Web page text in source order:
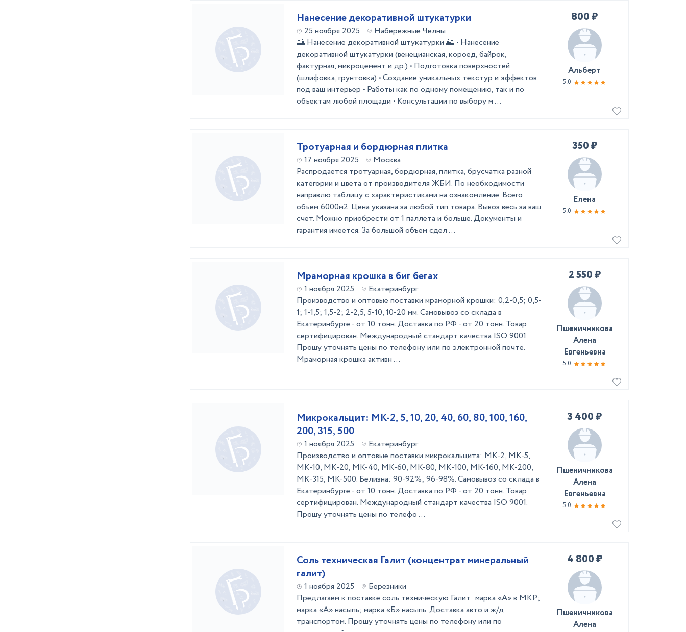
Нанесение декоративной штукатурки
25 ноября 2025
Набережные Челны
🌅 Нанесение декоративной штукатурки 🌄 • Нанесение
декоративной штукатурки (венецианская, короед, байрок,
фактурная, микроцемент и др.) • Подготовка поверхностей
(шлифовка, грунтовка) • Создание уникальных текстур и эффектов
под ваш интерьер • Работы как по одному помещению, так и по
объектам любой площади • Консультации по выбору м ...
800 ₽
Альберт
5.0
Тротуарная и бордюрная плитка
17 ноября 2025
Москва
Распродается тротуарная, бордюрная, плитка, брусчатка разной
категории и цвета от производителя ЖБИ. По необходимости
направлю таблицу с характеристиками на ознакомление. Всего
объем 6000м2. Цена указана за любой тип товара. Вывоз весь за ваш
счет. Можно приобрести от 1 паллета и больше. Документы и
гарантия имеется. За большой объем сдел ...
350 ₽
Елена
5.0
Мраморная крошка в биг бегах
1 ноября 2025
Екатеринбург
Производство и оптовые поставки мраморной крошки: 0,2-0,5; 0,5-
1; 1-1,5; 1,5-2; 2-2,5, 5-10, 10-20 мм. Самовывоз со склада в
Екатеринбурге - от 10 тонн. Доставка по РФ - от 20 тонн. Товар
сертифицирован. Международный стандарт качества ISO 9001.
Прошу уточнять цены по телефону или по электронной почте.
Мраморная крошка активн ...
2 550 ₽
Пшеничникова
Алена
Евгеньевна
5.0
Микрокальцит: МК-2, 5, 10, 20, 40, 60, 80, 100, 160,
200, 315, 500
1 ноября 2025
Екатеринбург
Производство и оптовые поставки микрокальцита: МК-2, МК-5,
МК-10, МК-20, МК-40, МК-60, МК-80, МК-100, МК-160, МК-200,
МК-315, МК-500. Белизна: 90-92%; 96-98%. Самовывоз со склада в
Екатеринбурге - от 10 тонн. Доставка по РФ - от 20 тонн. Товар
сертифицирован. Международный стандарт качества ISO 9001.
Прошу уточнять цены по телефо ...
3 400 ₽
Пшеничникова
Алена
Евгеньевна
5.0
Соль техническая Галит (концентрат минеральный
галит)
1 ноября 2025
Березники
Предлагаем к поставке соль техническую Галит: марка «А» в МКР;
марка «А» насыпь; марка «Б» насыпь. Доставка авто и ж/д
транспортом. Прошу уточнять цены по телефону или по
4 800 ₽
Пшеничникова
Алена